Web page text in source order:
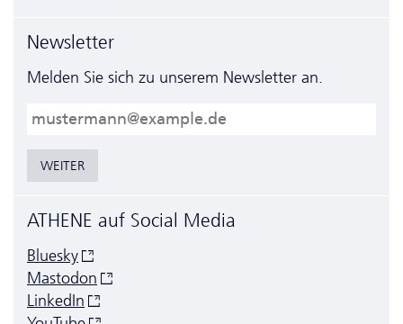
Newsletter
Melden Sie sich zu unserem Newsletter an.
E-Mail
WEITER
ATHENE auf Social Media
Bluesky
Mastodon
LinkedIn